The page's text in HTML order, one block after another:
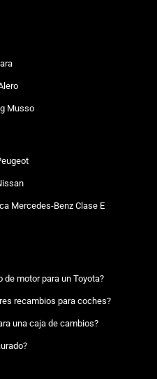
Musso
Mercedes-Benz Clase E
de motor para un Toyota?
recambios para coches?
una caja de cambios?